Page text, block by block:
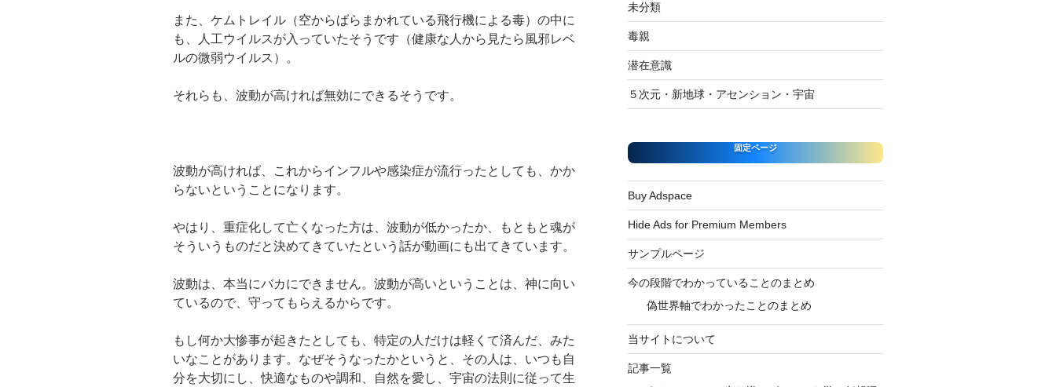
また、ケムトレイル（空からばらまかれている飛行機による毒）の中に
も、人工ウイルスが入っていたそうです（健康な人から見たら風邪レベ
ルの微弱ウイルス）。
それらも、波動が高ければ無効にできるそうです。
波動が高ければ、これからインフルや感染症が流行ったとしても、かか
らないということになります。
やはり、重症化して亡くなった方は、波動が低かったか、もともと魂が
そういうものだと決めてきていたという話が動画にも出てきています。
波動は、本当にバカにできません。波動が高いということは、神に向い
ているので、守ってもらえるからです。
もし何か大惨事が起きたとしても、特定の人だけは軽くて済んだ、みた
いなことがあります。なぜそうなったかというと、その人は、いつも自
分を大切にし、快適なものや調和、自然を愛し、宇宙の法則に従って生
未分類
毒親
潜在意識
５次元・新地球・アセンション・宇宙
固定ページ
Buy Adspace
Hide Ads for Premium Members
サンプルページ
今の段階でわかっていることのまとめ
偽世界軸でわかったことのまとめ
当サイトについて
記事一覧